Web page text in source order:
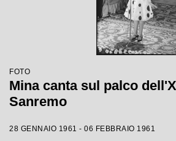
FOTO
Mina canta sul palco
Sanremo
28 GENNAIO 1961 - 06 FEBBRAIO 1961